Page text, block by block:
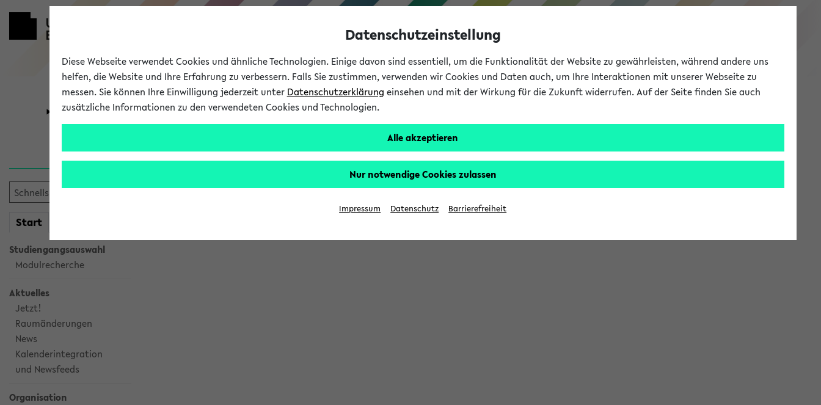
eKVV
Universität Forschung Studium
Start
Studiengangsauswahl
Modulrecherche
Aktuelles
Jetzt!
Raumänderungen
News
Kalenderintegration
und Newsfeeds
Organisation
Verlauf
Datenschutzeinstellung
Diese Webseite verwendet Cookies und ähnliche Technologien. Einige davon sind essentiell, um die Funktionalität der Website zu gewährleisten, während andere uns
helfen, die Website und Ihre Erfahrung zu verbessern. Falls Sie zustimmen, verwenden wir Cookies und Daten auch, um Ihre Interaktionen mit unserer Webseite zu
messen. Sie können Ihre Einwilligung jederzeit unter Datenschutzerklärung einsehen und mit der Wirkung für die Zukunft widerrufen. Auf der Seite finden Sie auch
zusätzliche Informationen zu den verwendeten Cookies und Technologien.
Alle akzeptieren
Nur notwendige Cookies zulassen
Impressum Datenschutz Barrierefreiheit